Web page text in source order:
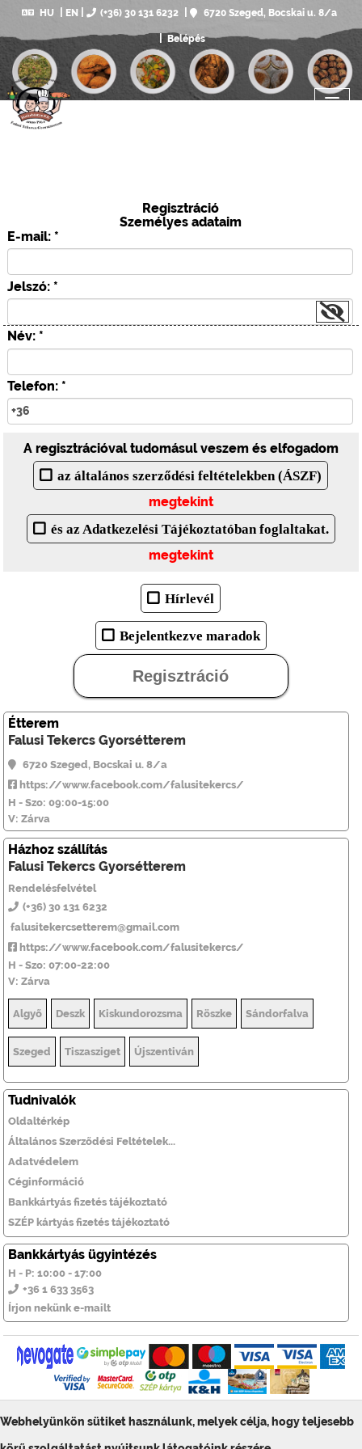
Webhelyünkön sütiket használunk, melyek célja, hogy teljesebb
HU EN (+36) 30 131 6232 6720 Szeged, Bocskai u. 8/a
Belépés
Regisztráció
Személyes adataim
E-mail: *
Jelszó: *
Név: *
Telefon: *
A regisztrációval tudomásul veszem és elfogadom
az általános szerződési feltételekben (ÁSZF)
megtekint
és az Adatkezelési Tájékoztatóban foglaltakat.
megtekint
Hírlevél
Bejelentkezve maradok
Regisztráció
Étterem
Falusi Tekercs Gyorsétterem
6720 Szeged, Bocskai u. 8/a
https://www.facebook.com/falusitekercs/
H - Szo: 09:00-15:00
V: Zárva
Házhoz szállítás
Falusi Tekercs Gyorsétterem
Rendelésfelvétel
(+36) 30 131 6232
falusitekercsetterem@gmail.com
https://www.facebook.com/falusitekercs/
H - Szo: 07:00-22:00
V: Zárva
Algyő Deszk Kiskundorozsma Röszke Sándorfalva
Szeged Tiszasziget Újszentiván
Tudnivalók
Oldaltérkép
Általános Szerződési Feltételek...
Adatvédelem
Céginformáció
Bankkártyás fizetés tájékoztató
SZÉP kártyás fizetés tájékoztató
Bankkártyás ügyintézés
H - P: 10:00 - 17:00
+36 1 633 3563
Írjon nekünk e-mailt
© ToolSiTE Kft. 2026. Minden jog fenntartva!
ToolSiTE Éttermi webáruház